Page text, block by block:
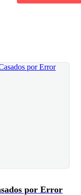
por Error